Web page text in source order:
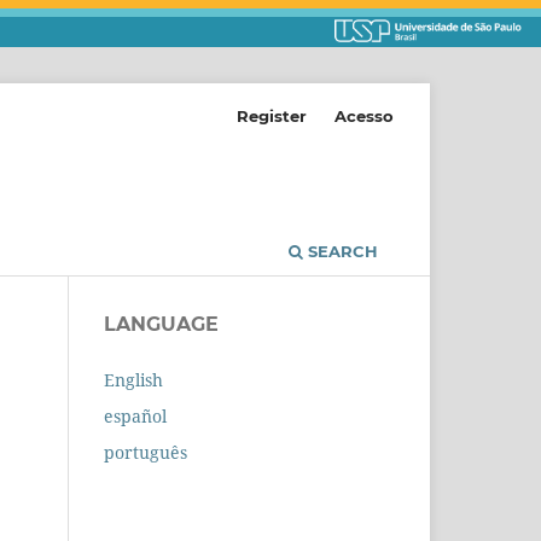
SEARCH
Register Acesso
LANGUAGE
English
español
português